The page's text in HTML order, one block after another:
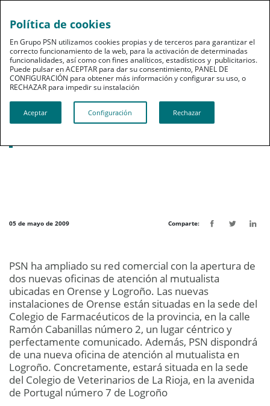
Noticias destacadas
PSN amplía su red comercial con dos
05 de mayo de 2009 Comparte:
PSN ha ampliado su red comercial con la apertura de
dos nuevas oficinas de atención al mutualista
ubicadas en Orense y Logroño. Las nuevas
instalaciones de Orense están situadas en la sede del
Colegio de Farmacéuticos de la provincia, en la calle
Ramón Cabanillas número 2, un lugar céntrico y
perfectamente comunicado. Además, PSN dispondrá
de una nueva oficina de atención al mutualista en
Logroño. Concretamente, estará situada en la sede
del Colegio de Veterinarios de La Rioja, en la avenida
de Portugal número 7 de Logroño
Política de cookies
En Grupo PSN utilizamos cookies propias y de terceros para garantizar el
correcto funcionamiento de la web, para la activación de determinadas
funcionalidades, así como con fines analíticos, estadísticos y publicitarios.
Puede pulsar en ACEPTAR para dar su consentimiento, PANEL DE
CONFIGURACIÓN para obtener más información y configurar su uso, o
RECHAZAR para impedir su instalación​​​​​​​
Aceptar Configuración Rechazar